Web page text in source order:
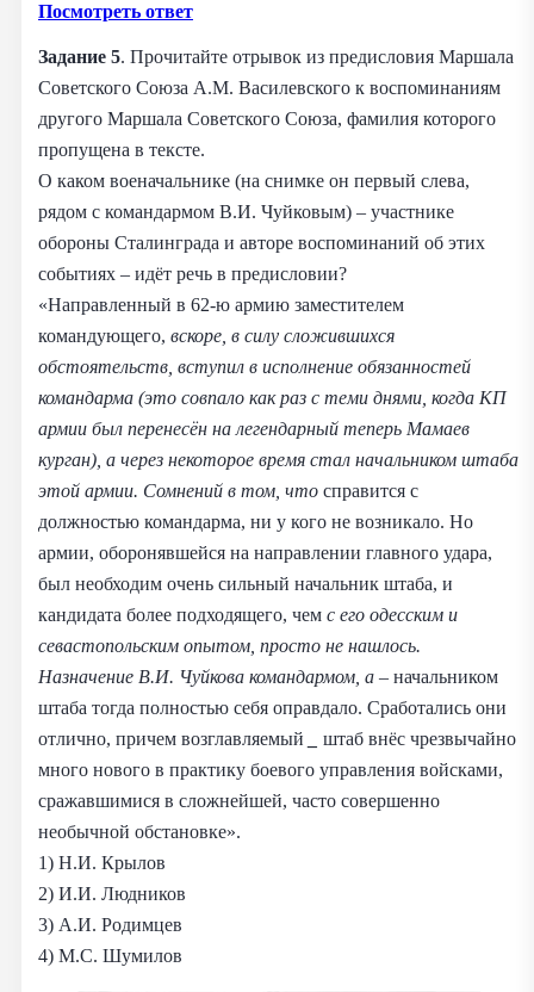
Посмотреть ответ
Задание 5. Прочитайте отрывок из предисловия Маршала
Советского Союза А.М. Василевского к воспоминаниям
другого Маршала Советского Союза, фамилия которого
пропущена в тексте.
О каком военачальнике (на снимке он первый слева,
рядом с командармом В.И. Чуйковым) – участнике
обороны Сталинграда и авторе воспоминаний об этих
событиях – идёт речь в предисловии?
«Направленный в 62-ю армию заместителем
командующего, вскоре, в силу сложившихся
обстоятельств, вступил в исполнение обязанностей
командарма (это совпало как раз с теми днями, когда КП
армии был перенесён на легендарный теперь Мамаев
курган), а через некоторое время стал начальником штаба
этой армии. Сомнений в том, что справится с
должностью командарма, ни у кого не возникало. Но
армии, оборонявшейся на направлении главного удара,
был необходим очень сильный начальник штаба, и
кандидата более подходящего, чем с его одесским и
севастопольским опытом, просто не нашлось.
Назначение В.И. Чуйкова командармом, а – начальником
штаба тогда полностью себя оправдало. Сработались они
отлично, причем возглавляемый
штаб внёс чрезвычайно
много нового в практику боевого управления войсками,
сражавшимися в сложнейшей, часто совершенно
необычной обстановке».
1) Н.И. Крылов
2) И.И. Людников
3) А.И. Родимцев
4) М.С. Шумилов